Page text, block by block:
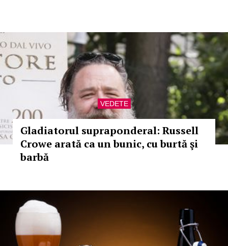
VEDETE
Gladiatorul supraponderal: Russell
Crowe arată ca un bunic, cu burtă şi
barbă